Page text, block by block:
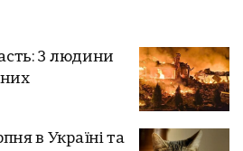
3 людини
в Україні та